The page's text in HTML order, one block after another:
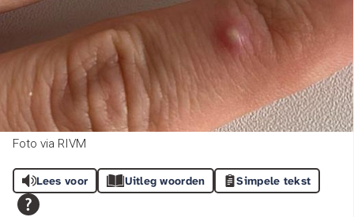
Foto via RIVM
Lees voor Uitleg woorden Simpele tekst